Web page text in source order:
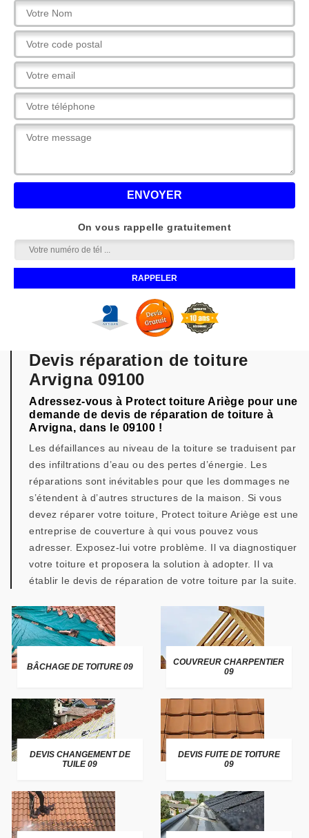
On vous rappelle gratuitement
Devis réparation de toiture
Arvigna 09100
Adressez-vous à Protect toiture Ariège pour une
demande de devis de réparation de toiture à
Arvigna, dans le 09100 !
Les défaillances au niveau de la toiture se traduisent par
des infiltrations d’eau ou des pertes d’énergie. Les
réparations sont inévitables pour que les dommages ne
s’étendent à d’autres structures de la maison. Si vous
devez réparer votre toiture, Protect toiture Ariège est une
entreprise de couverture à qui vous pouvez vous
adresser. Exposez-lui votre problème. Il va diagnostiquer
votre toiture et proposera la solution à adopter. Il va
établir le devis de réparation de votre toiture par la suite.
BÂCHAGE DE TOITURE 09
COUVREUR CHARPENTIER
09
DEVIS CHANGEMENT DE
TUILE 09
DEVIS FUITE DE TOITURE
09